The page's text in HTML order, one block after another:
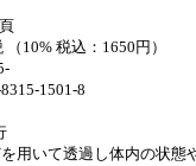
（10% 税込：1650円）
1501-8
用いて透過し体内の状態